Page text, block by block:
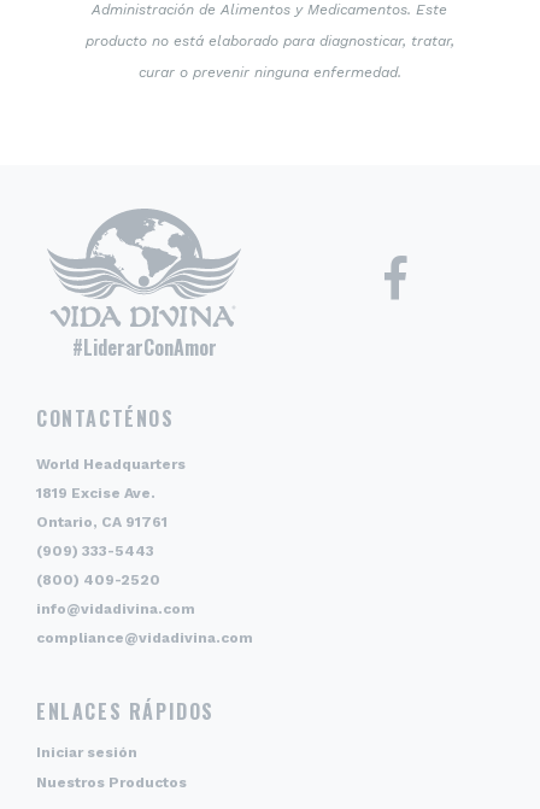
Administración de Alimentos y Medicamentos. Este
producto no está elaborado para diagnosticar, tratar,
curar o prevenir ninguna enfermedad.
#LiderarConAmor
CONTACTÉNOS
World Headquarters
1819 Excise Ave.
Ontario, CA 91761
(909) 333-5443
(800) 409-2520
info@vidadivina.com
compliance@vidadivina.com
ENLACES RÁPIDOS
Iniciar sesión
Nuestros Productos